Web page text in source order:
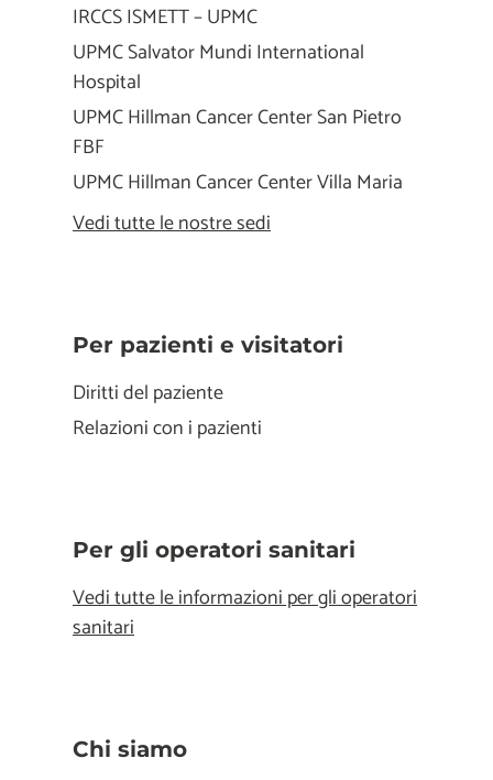
IRCCS ISMETT – UPMC
UPMC Salvator Mundi International
Hospital
UPMC Hillman Cancer Center San Pietro
FBF
UPMC Hillman Cancer Center Villa Maria
Vedi tutte le nostre sedi
Per pazienti e visitatori
Diritti del paziente
Relazioni con i pazienti
Per gli operatori sanitari
Vedi tutte le informazioni per gli operatori
sanitari
Chi siamo